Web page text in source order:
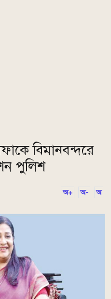
বিমানবন্দরে
পুলিশ
অ+ অ- অ